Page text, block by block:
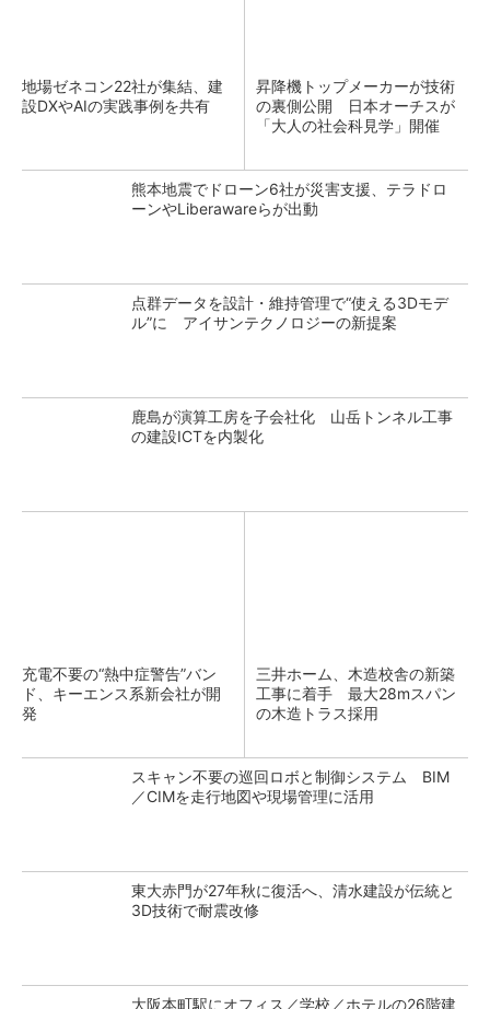
地場ゼネコン22社が集結、建
設DXやAIの実践事例を共有
昇降機トップメーカーが技術
の裏側公開 日本オーチスが
「大人の社会科見学」開催
熊本地震でドローン6社が災害支援、テラドロ
ーンやLiberawareらが出動
点群データを設計・維持管理で“使える3Dモデ
ル”に アイサンテクノロジーの新提案
鹿島が演算工房を子会社化 山岳トンネル工事
の建設ICTを内製化
充電不要の“熱中症警告”バン
ド、キーエンス系新会社が開
発
三井ホーム、木造校舎の新築
工事に着手 最大28mスパン
の木造トラス採用
スキャン不要の巡回ロボと制御システム BIM
／CIMを走行地図や現場管理に活用
東大赤門が27年秋に復活へ、清水建設が伝統と
3D技術で耐震改修
大阪本町駅にオフィス／学校／ホテルの26階建